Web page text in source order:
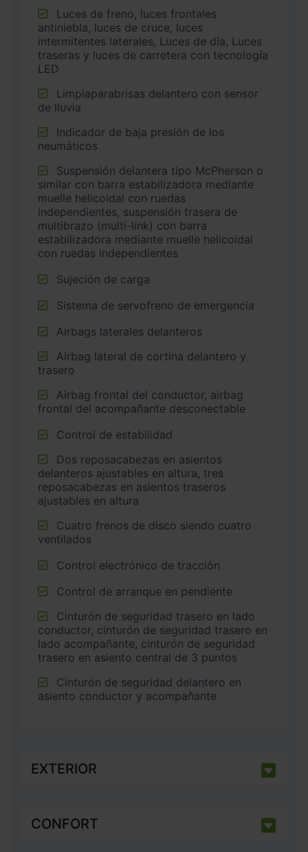
antiniebla, luces de cruce, luces
intermitentes laterales, Luces de día, Luces
traseras y luces de carretera con tecnología
LED
de lluvia
neumáticos
similar con barra estabilizadora mediante
muelle helicoidal con ruedas
independientes, suspensión trasera de
multibrazo (multi-link) con barra
estabilizadora mediante muelle helicoidal
con ruedas independientes
Sujeción de carga
Sistema de servofreno de emergencia
Airbags laterales delanteros
trasero
frontal del acompañante desconectable
Control de estabilidad
delanteros ajustables en altura, tres
reposacabezas en asientos traseros
ajustables en altura
ventilados
Control electrónico de tracción
Control de arranque en pendiente
conductor, cinturón de seguridad trasero en
lado acompañante, cinturón de seguridad
trasero en asiento central de 3 puntos
asiento conductor y acompañante
EXTERIOR
CONFORT